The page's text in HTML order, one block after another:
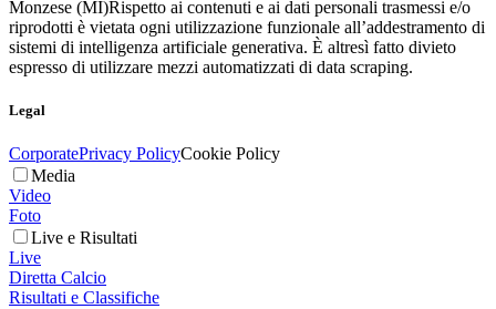
Monzese (MI)Rispetto ai contenuti e ai dati personali trasmessi e/o
riprodotti è vietata ogni utilizzazione funzionale all’addestramento di
sistemi di intelligenza artificiale generativa. È altresì fatto divieto
espresso di utilizzare mezzi automatizzati di data scraping.
Legal
CorporatePrivacy PolicyCookie Policy
Media
Video
Foto
Live e Risultati
Live
Diretta Calcio
Risultati e Classifiche